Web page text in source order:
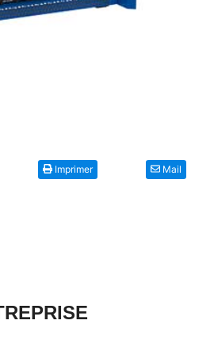
Imprimer Mail